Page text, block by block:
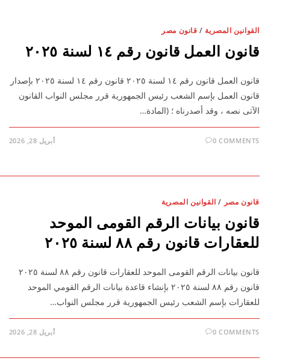
القوانين المصرية / قانون مصر
قانون العمل قانون رقم ١٤ لسنة ٢٠٢٥
قانون العمل قانون رقم ١٤ لسنة ٢٠٢٥ قانون رقم ١٤ لسنة ٢٠٢٥ بإصدار
قانون العمل بإسم الشعب رئيس الجمهورية قرر مجلس النواب القانون
الآتى نصه ، وقد أصدرناه ؛ (المادة…
0 COMMENTS أبريل 28, 2026
قانون مصر / القوانين المصرية
قانون بيانات الرقم القومى الموحد
للعقارات قانون رقم ٨٨ لسنة ٢٠٢٥
قانون بيانات الرقم القومى الموحد للعقارات قانون رقم ٨٨ لسنة ٢٠٢٥
قانون رقم ٨٨ لسنة ٢٠٢٥ بإنشاء قاعدة بيانات الرقم القومي الموحد
للعقارات بإسم الشعب رئيس الجمهورية قرر مجلس النواب…
0 COMMENTS أبريل 28, 2026